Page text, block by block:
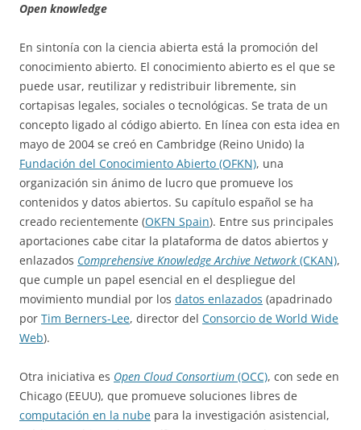
Open knowledge
En sintonía con la ciencia abierta está la promoción del
conocimiento abierto. El conocimiento abierto es el que se
puede usar, reutilizar y redistribuir libremente, sin
cortapisas legales, sociales o tecnológicas. Se trata de un
concepto ligado al código abierto. En línea con esta idea en
mayo de 2004 se creó en Cambridge (Reino Unido) la
Fundación del Conocimiento Abierto (OFKN), una
organización sin ánimo de lucro que promueve los
contenidos y datos abiertos. Su capítulo español se ha
creado recientemente (OKFN Spain). Entre sus principales
aportaciones cabe citar la plataforma de datos abiertos y
enlazados Comprehensive Knowledge Archive Network (CKAN),
que cumple un papel esencial en el despliegue del
movimiento mundial por los datos enlazados (apadrinado
por Tim Berners-Lee, director del Consorcio de World Wide
Web).
Otra iniciativa es Open Cloud Consortium (OCC), con sede en
Chicago (EEUU), que promueve soluciones libres de
computación en la nube para la investigación asistencial,